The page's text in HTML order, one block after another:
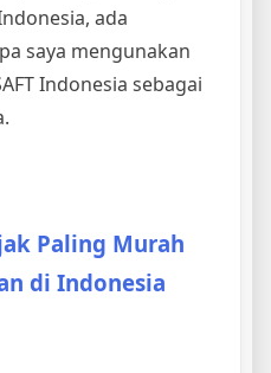
ada
saya mengunakan
Indonesia sebagai
Paling Murah
di Indonesia